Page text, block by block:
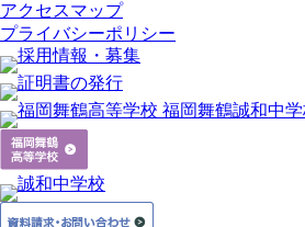
アクセスマップ
プライバシーポリシー